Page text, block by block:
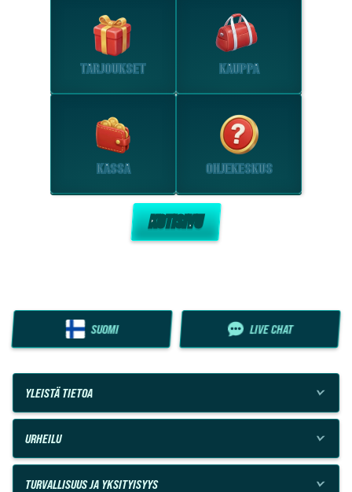
TARJOUKSET KAUPPA
KASSA OHJEKESKUS
KOTISIVU
SUOMI LIVE CHAT
YLEISTÄ TIETOA
URHEILU
TURVALLISUUS JA YKSITYISYYS